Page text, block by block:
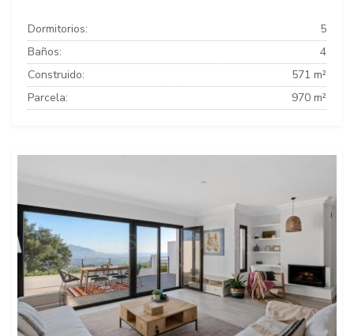
Dormitorios:
5
Baños:
4
Construido:
571 m²
Parcela:
970 m²